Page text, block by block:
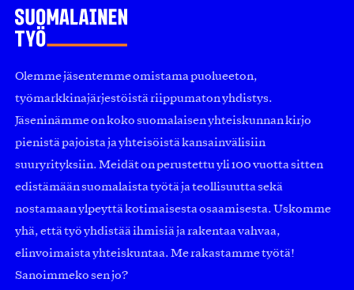
Olemme jäsentemme omistama puolueeton,
työmarkkinajärjestöistä riippumaton yhdistys.
Jäseninämme on koko suomalaisen yhteiskunnan kirjo
pienistä pajoista ja yhteisöistä kansainvälisiin
suuryrityksiin. Meidät on perustettu yli 100 vuotta sitten
edistämään suomalaista työtä ja teollisuutta sekä
nostamaan ylpeyttä kotimaisesta osaamisesta. Uskomme
yhä, että työ yhdistää ihmisiä ja rakentaa vahvaa,
elinvoimaista yhteiskuntaa. Me rakastamme työtä!
Sanoimmeko sen jo?